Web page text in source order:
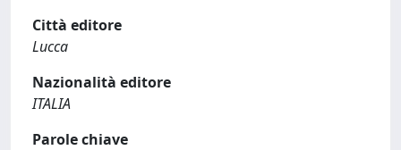
Città editore
Lucca
Nazionalità editore
ITALIA
Parole chiave